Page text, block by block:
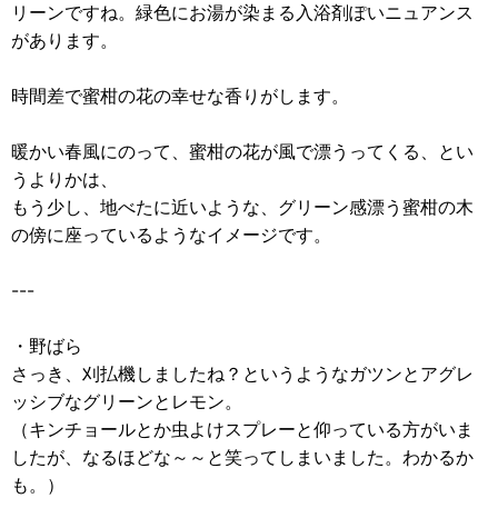
リーンですね。緑色にお湯が染まる入浴剤ぽいニュアンス
があります。
時間差で蜜柑の花の幸せな香りがします。
暖かい春風にのって、蜜柑の花が風で漂うってくる、とい
うよりかは、
もう少し、地べたに近いような、グリーン感漂う蜜柑の木
の傍に座っているようなイメージです。
---
・野ばら
さっき、刈払機しましたね？というようなガツンとアグレ
ッシブなグリーンとレモン。
（キンチョールとか虫よけスプレーと仰っている方がいま
したが、なるほどな～～と笑ってしまいました。わかるか
も。）